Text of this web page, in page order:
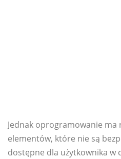
Jednak oprogramowanie ma
elementów, które nie są
dostępne dla użytkownika w